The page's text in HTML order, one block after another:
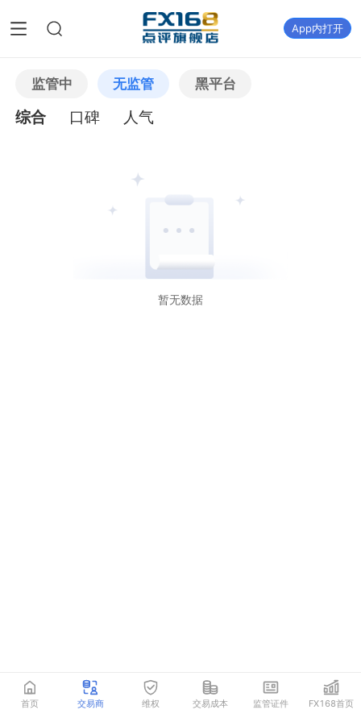
App内打开
监管中 无监管 黑平台
综合 口碑 人气
暂无数据
首页 交易商 维权 交易成本 监管证件 FX168首页